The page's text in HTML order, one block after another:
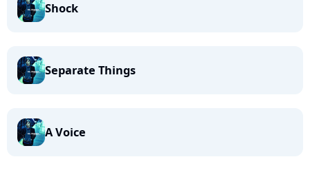
Shock
Separate Things
A Voice